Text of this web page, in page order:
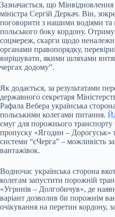
Зазначається, що
міністра Сергій Деркач. Він,
поговорити з нашими водіями та
польського боку кордону.
соцмереж, скарги щодо
органами правопорядку,
вирішувати, якими шляхами
чергах додому”.
Як додається, за результатами
державного секретаря
Рафала Вебера українська
польськими колегами питання.
смуг для порожнього транспорту
пропуску «Ягодин – Дорогуськ»
системи “єЧерга” – можливість
вантажівок.
Водночас українська сторона
колегам запустити порожній
«Угринів – Долгобичув», де
варіант дозволив би порожнім
очікування на перетин кордону,